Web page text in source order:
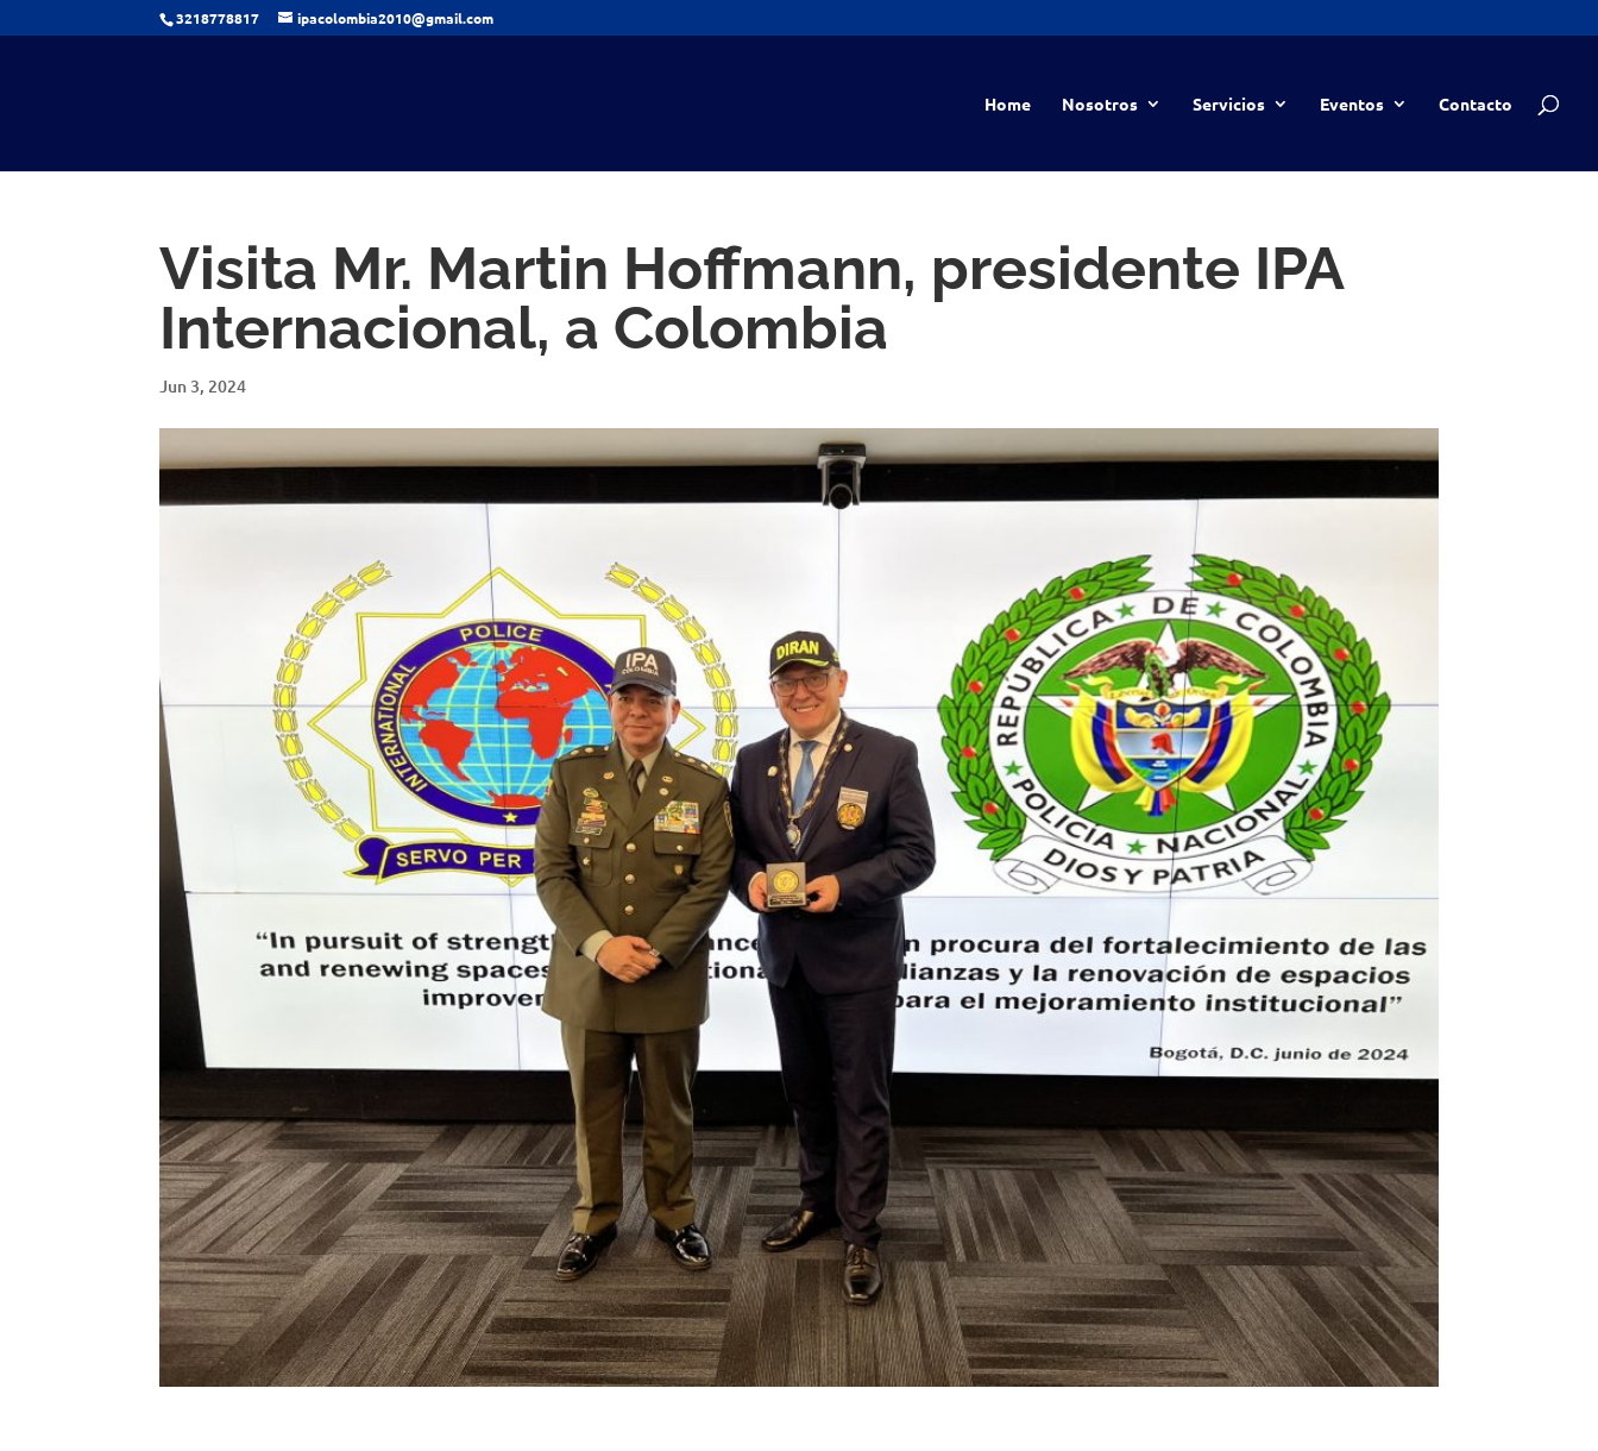
3218778817 ipacolombia2010@gmail.com
Home Nosotros Servicios Eventos Contacto
Visita Mr. Martin Hoffmann, presidente IPA
Internacional, a Colombia
Jun 3, 2024